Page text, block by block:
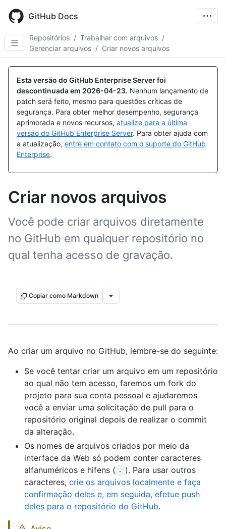
main
content
GitHub Docs
Repositórios / Trabalhar com arquivos /
Gerenciar arquivos / Criar novos arquivos
Esta versão do GitHub Enterprise Server foi
descontinuada em 2026-04-23. Nenhum lançamento de
patch será feito, mesmo para questões críticas de
segurança. Para obter melhor desempenho, segurança
aprimorada e novos recursos, atualize para a última
versão do GitHub Enterprise Server. Para obter ajuda com
a atualização, entre em contato com o suporte do GitHub
Enterprise.
Criar novos arquivos
Você pode criar arquivos diretamente
no GitHub em qualquer repositório no
qual tenha acesso de gravação.
Copiar como Markdown
Ao criar um arquivo no GitHub, lembre-se do seguinte:
Se você tentar criar um arquivo em um repositório
ao qual não tem acesso, faremos um fork do
projeto para sua conta pessoal e ajudaremos
você a enviar uma solicitação de pull para o
repositório original depois de realizar o commit
da alteração.
Os nomes de arquivos criados por meio da
interface da Web só podem conter caracteres
alfanuméricos e hifens ( - ). Para usar outros
caracteres, crie os arquivos localmente e faça
confirmação deles e, em seguida, efetue push
deles para o repositório do GitHub.